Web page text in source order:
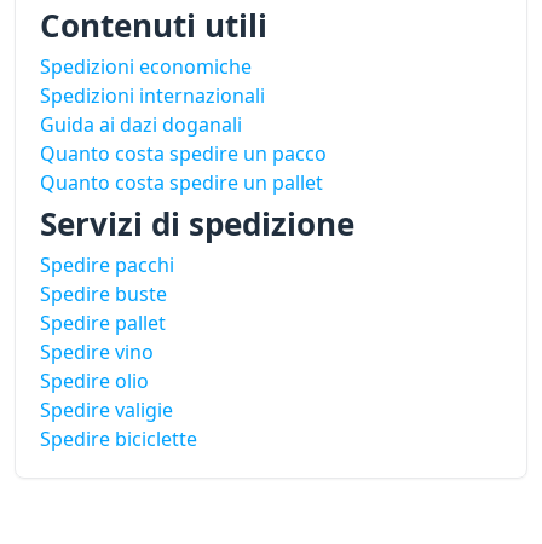
Contenuti utili
Spedizioni economiche
Spedizioni internazionali
Guida ai dazi doganali
Quanto costa spedire un pacco
Quanto costa spedire un pallet
Servizi di spedizione
Spedire pacchi
Spedire buste
Spedire pallet
Spedire vino
Spedire olio
Spedire valigie
Spedire biciclette